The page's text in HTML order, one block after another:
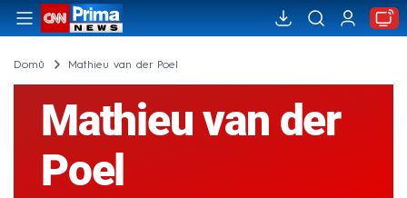
Domů Mathieu van der Poel
Mathieu van der
Poel